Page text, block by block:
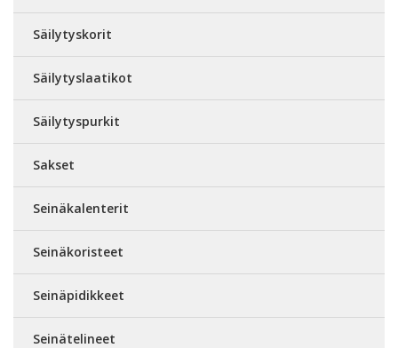
Säilytyskorit
Säilytyslaatikot
Säilytyspurkit
Sakset
Seinäkalenterit
Seinäkoristeet
Seinäpidikkeet
Seinätelineet